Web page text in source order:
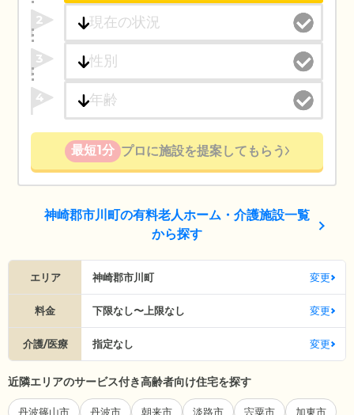
2
3
4
最短1分 プロに施設を提案してもらう
神崎郡市川町の有料老人ホーム・介護施設一覧
から探す
エリア 神崎郡市川町 変更
料金 下限なし〜上限なし 変更
介護/医療 指定なし 変更
近隣エリアのサービス付き高齢者向け住宅を探す
丹波篠山市 丹波市 朝来市 淡路市 宍粟市 加東市